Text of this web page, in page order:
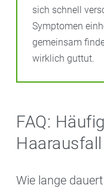
sich schnell
Symptomen
gemeinsam
wirklich guttut.
FAQ:
Haarausfall
Wie lange